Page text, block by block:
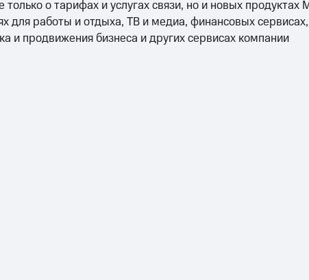
только о тарифах и услугах связи, но и новых продуктах
для работы и отдыха, ТВ и медиа, финансовых сервисах,
и продвижения бизнеса и других сервисах компании